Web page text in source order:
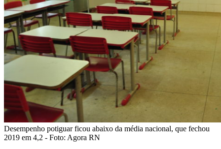
Desempenho potiguar ficou abaixo da média nacional, que fechou
2019 em 4,2 - Foto: Agora RN